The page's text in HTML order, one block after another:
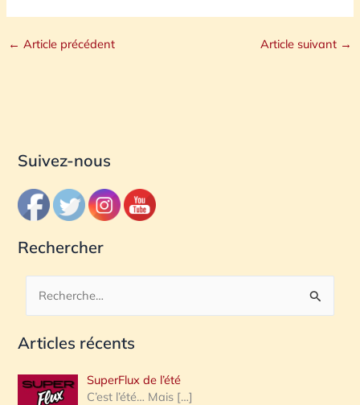
← Article précédent Article suivant →
Suivez-nous
Rechercher
c
e
Articles récents
SuperFlux de l’été
C’est l’été… Mais […]